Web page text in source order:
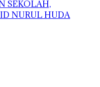
SEKOLAH,
NURUL HUDA